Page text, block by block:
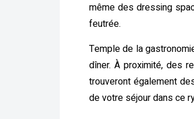
même des dressing
feutrée.
Temple de la
dîner. À proximité, des
trouveront également
de votre séjour dans ce